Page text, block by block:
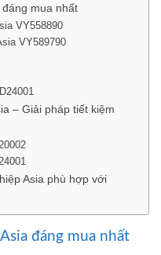
mua nhất
VY558890
VY589790
– Giải pháp tiết kiệm
Asia phù hợp với
đáng mua nhất